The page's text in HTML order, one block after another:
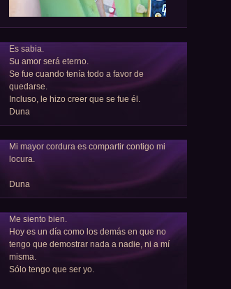
Es sabia.
Su amor será eterno.
Se fue cuando tenía todo a favor de
quedarse.
Incluso, le hizo creer que se fue él.
Duna
Mi mayor cordura es compartir contigo mi
locura.
Duna
Me siento bien.
Hoy es un día como los demás en que no
tengo que demostrar nada a nadie, ni a mí
misma.
Sólo tengo que ser yo.